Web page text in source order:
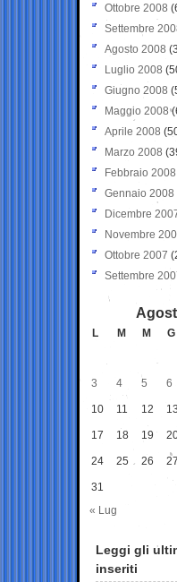
Ottobre 2008
Settembre
Agosto 2008
Luglio 2008
Giugno 2008
Maggio 2008
Aprile 2008
Marzo 2008
Febbraio 2008
Gennaio 2008
Dicembre
Novembre
Ottobre 2007
Settembre
L M M G
3 4 5 6
10 11 12 13
17 18 19
24 25 26 27
31
« Lug
Leggi gli
inseriti